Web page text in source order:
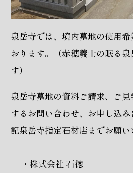
泉岳寺では、境内墓地の使用
おります。（赤穂義士の眠る
す）
泉岳寺墓地の資料ご請求、ご
するお問い合わせ、お申し込
記泉岳寺指定石材店までお願い
・株式会社 石徳